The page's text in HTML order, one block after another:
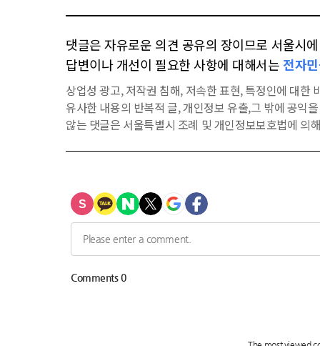
댓글은 자유로운 의견 공유의 장이므로 서울시
답변이나 개선이 필요한 사항에 대해서는 전자
상업성 광고, 저작권 침해, 저속한 표현, 특정인에 대한
유사한 내용의 반복적 글, 개인정보 유출,그 밖에 공익
않는 댓글은 서울특별시 조례 및 개인정보보호법에 의